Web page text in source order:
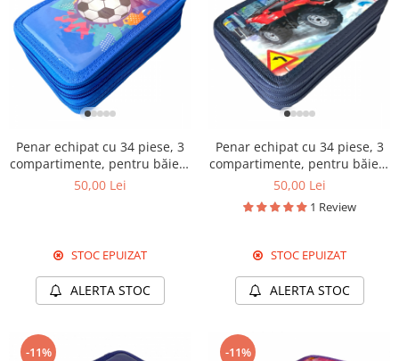
Penar echipat cu 34 piese, 3
compartimente, pentru băieți,
PNB02
50,00 Lei
STOC EPUIZAT
ALERTA STOC
Penar echipat cu 34 piese, 3
compartimente, pentru băieți,
PNB03
50,00 Lei
1 Review
STOC EPUIZAT
ALERTA STOC
-11% -11%